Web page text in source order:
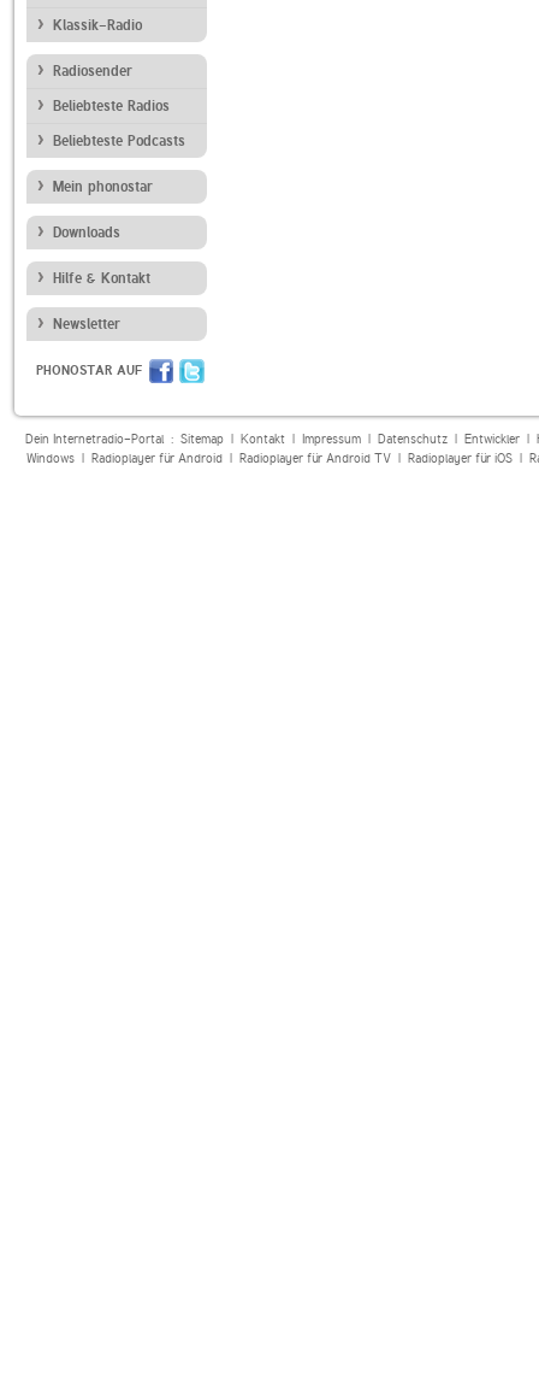
Klassik-Radio
Radiosender
Beliebteste Radios
Beliebteste Podcasts
Mein phonostar
Downloads
Hilfe & Kontakt
Newsletter
PHONOSTAR AUF
Dein Internetradio-Portal : Sitemap| Kontakt| Impressum| Datenschutz| Entwickler|
Windows| Radioplayer für Android| Radioplayer für Android TV| Radioplayer für iOS|